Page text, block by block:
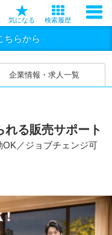
気になる 検索履歴
ちらから
企業情報・求人一覧
る販売サポート
／ジョブチェンジ可